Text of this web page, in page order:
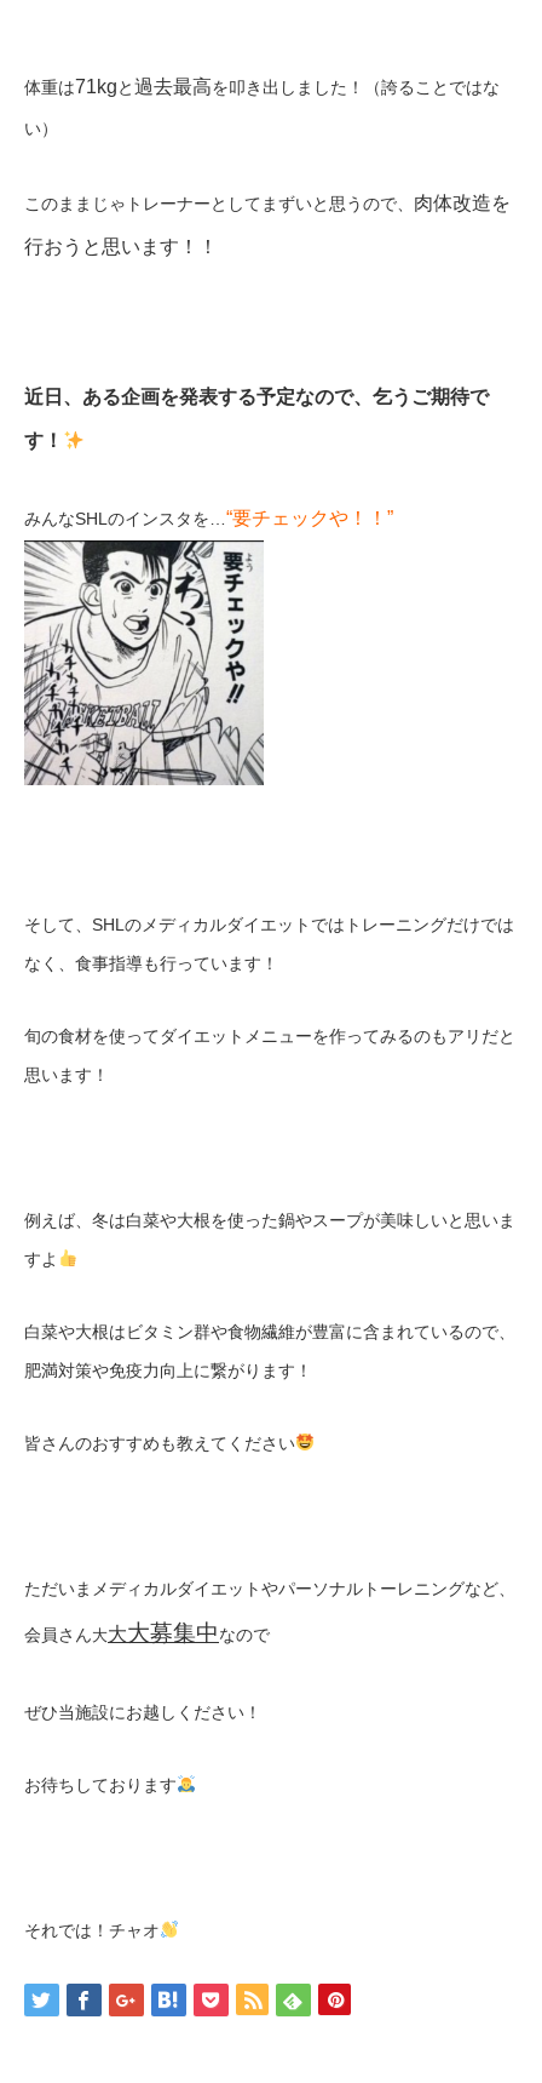
体重は71kgと過去最高を叩き出しました！（誇ることではな
い）
このままじゃトレーナーとしてまずいと思うので、 肉体改造を
行おうと思います！！
近日、ある企画を発表する予定なので、乞うご期待で
す！
みんなSHLのインスタを…“要チェックや！！”
そして、SHLのメディカルダイエットではトレーニングだけでは
なく、食事指導も行っています！
旬の食材を使ってダイエットメニューを作ってみるのもアリだと
思います！
例えば、冬は白菜や大根を使った鍋やスープが美味しいと思いま
すよ
白菜や大根はビタミン群や食物繊維が豊富に含まれているので、
肥満対策や免疫力向上に繋がります！
皆さんのおすすめも教えてください
ただいまメディカルダイエットやパーソナルトーレニングなど、
会員さん大大大募集中なので
ぜひ当施設にお越しください！
お待ちしております
それでは！チャオ